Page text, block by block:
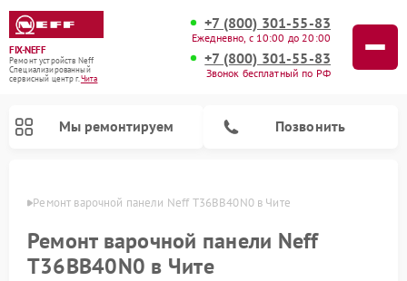
FIX-NEFF
Ремонт устройств Neff
Специализированный
cервисный центр г.Чита
+7 (800) 301-55-83
Ежедневно, с 10:00 до 20:00
+7 (800) 301-55-83
Звонок бесплатный по РФ
Мы ремонтируем Позвонить
Ремонт варочной панели Neff T36BB40N0 в Чите
Ремонт варочной панели Neff
T36BB40N0 в Чите